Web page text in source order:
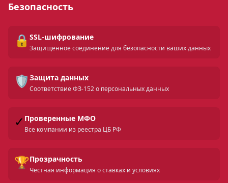
Безопасность
🔒 SSL-шифрование
Защищенное соединение для безопасности ваших данных
🛡️ Защита данных
Соответствие ФЗ-152 о персональных данных
✓ Проверенные МФО
Все компании из реестра ЦБ РФ
🏆Прозрачность
Честная информация о ставках и условиях